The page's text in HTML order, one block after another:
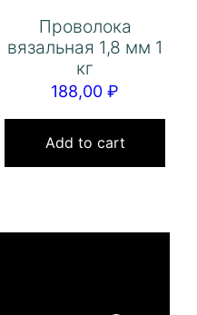
Проволока
вязальная 1,8 мм 1
кг
188,00₽
Add to cart